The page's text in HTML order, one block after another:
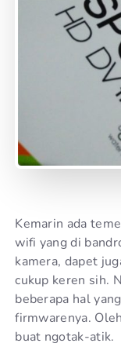
Kemarin ada
wifi yang di
kamera, dapet
cukup keren sih.
beberapa hal
firmwarenya.
buat ngotak-atik.